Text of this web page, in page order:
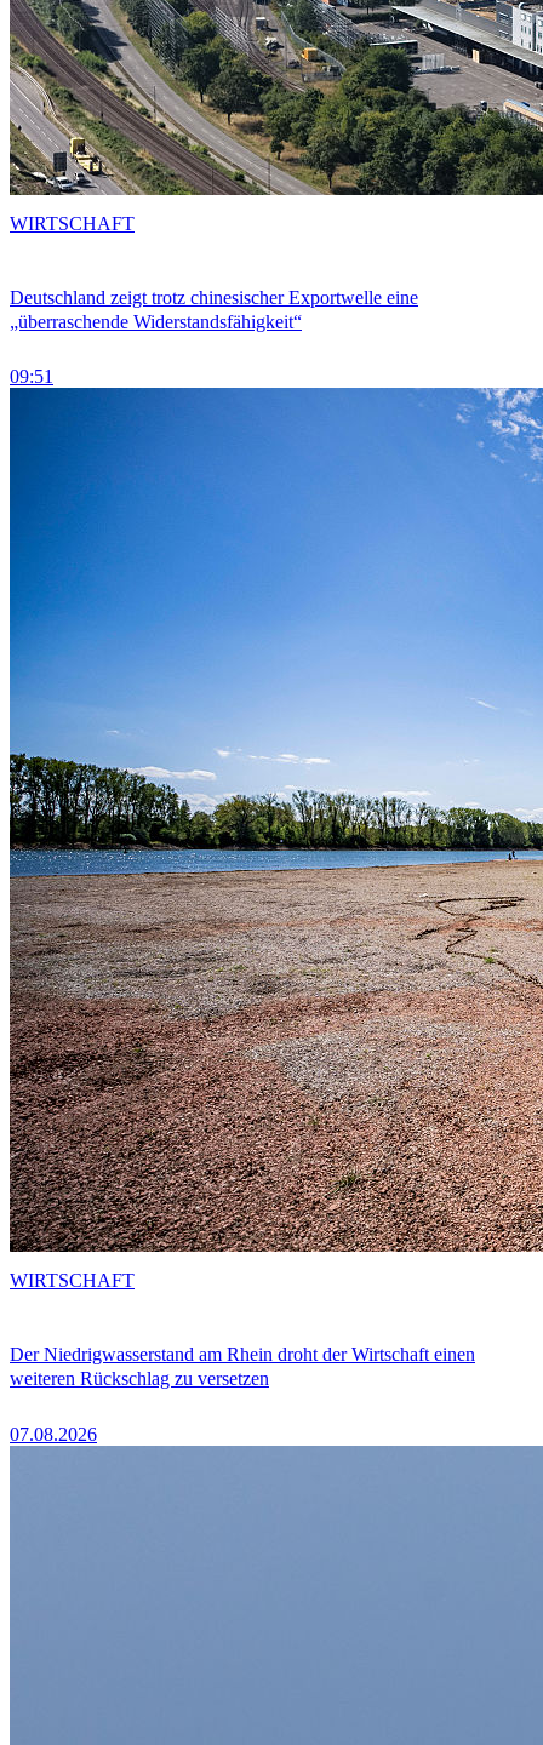
Deutschland zeigt trotz chinesischer Exportwelle eine
„überraschende Widerstandsfähigkeit“
09:51
WIRTSCHAFT
Der Niedrigwasserstand am Rhein droht der Wirtschaft einen
weiteren Rückschlag zu versetzen
07.08.2026
WIRTSCHAFT